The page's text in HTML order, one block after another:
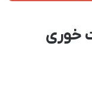
خوری